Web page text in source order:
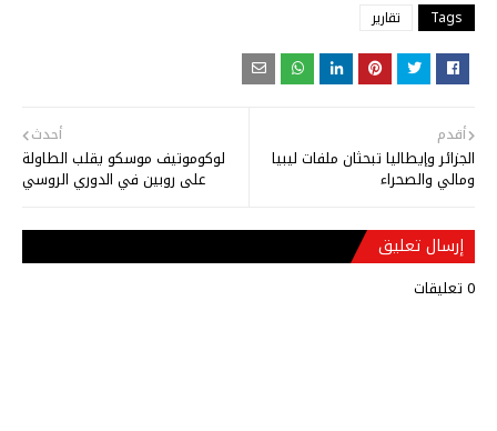
Tags تقارير
أحدث
لوكوموتيف موسكو يقلب الطاولة
على روبين في الدوري الروسي
أقدم
الجزائر وإيطاليا تبحثان ملفات ليبيا
ومالي والصحراء
إرسال تعليق
0 تعليقات